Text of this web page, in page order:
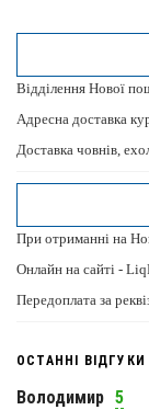
Відділення Нової
Адресна доставка
Доставка човнів,
При отриманні на
Онлайн на сайті -
Передоплата за
ОСТАННІ ВІДГУКИ
Володимир 5